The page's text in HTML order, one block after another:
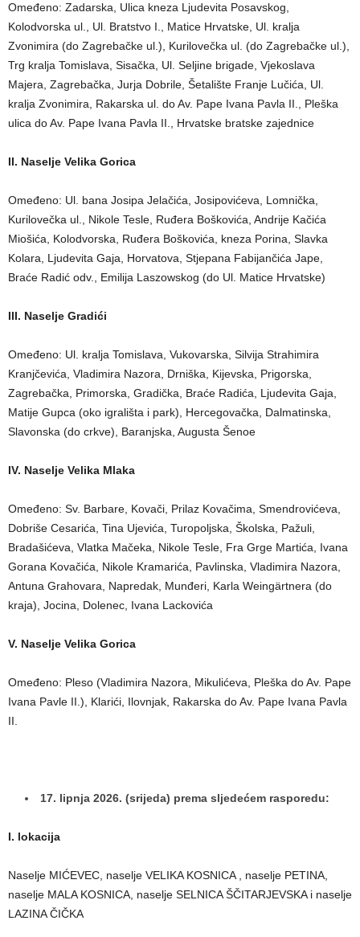
Omeđeno: Zadarska, Ulica kneza Ljudevita Posavskog,
Kolodvorska ul., Ul. Bratstvo I., Matice Hrvatske, Ul. kralja
Zvonimira (do Zagrebačke ul.), Kurilovečka ul. (do Zagrebačke ul.),
Trg kralja Tomislava, Sisačka, Ul. Seljine brigade, Vjekoslava
Majera, Zagrebačka, Jurja Dobrile, Šetalište Franje Lučića, Ul.
kralja Zvonimira, Rakarska ul. do Av. Pape Ivana Pavla II., Pleška
ulica do Av. Pape Ivana Pavla II., Hrvatske bratske zajednice
II. Naselje Velika Gorica
Omeđeno: Ul. bana Josipa Jelačića, Josipovićeva, Lomnička,
Kurilovečka ul., Nikole Tesle, Ruđera Boškovića, Andrije Kačića
Miošića, Kolodvorska, Ruđera Boškovića, kneza Porina, Slavka
Kolara, Ljudevita Gaja, Horvatova, Stjepana Fabijančića Jape,
Braće Radić odv., Emilija Laszowskog (do Ul. Matice Hrvatske)
III. Naselje Gradići
Omeđeno: Ul. kralja Tomislava, Vukovarska, Silvija Strahimira
Kranjčevića, Vladimira Nazora, Drniška, Kijevska, Prigorska,
Zagrebačka, Primorska, Gradička, Braće Radića, Ljudevita Gaja,
Matije Gupca (oko igrališta i park), Hercegovačka, Dalmatinska,
Slavonska (do crkve), Baranjska, Augusta Šenoe
IV. Naselje Velika Mlaka
Omeđeno: Sv. Barbare, Kovači, Prilaz Kovačima, Smendrovićeva,
Dobriše Cesarića, Tina Ujevića, Turopoljska, Školska, Pažuli,
Bradašićeva, Vlatka Mačeka, Nikole Tesle, Fra Grge Martića, Ivana
Gorana Kovačića, Nikole Kramarića, Pavlinska, Vladimira Nazora,
Antuna Grahovara, Napredak, Munđeri, Karla Weingärtnera (do
kraja), Jocina, Dolenec, Ivana Lackovića
V. Naselje Velika Gorica
Omeđeno: Pleso (Vladimira Nazora, Mikulićeva, Pleška do Av. Pape
Ivana Pavle II.), Klarići, Ilovnjak, Rakarska do Av. Pape Ivana Pavla
II.
17. lipnja 2026. (srijeda) prema sljedećem rasporedu:
I. lokacija
Naselje MIĆEVEC, naselje VELIKA KOSNICA , naselje PETINA,
naselje MALA KOSNICA, naselje SELNICA ŠČITARJEVSKA i naselje
LAZINA ČIČKA